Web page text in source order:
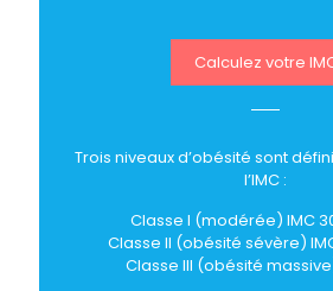
Calculez votre
Trois niveaux d’obésité sont
l’IMC :
Classe I (modérée) IMC
Classe II (obésité sévère)
Classe III (obésité